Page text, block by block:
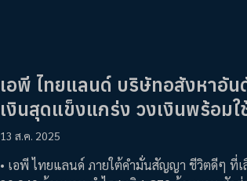
เอพี ไทยแลนด์ บริษัทอสังหาอั
เงินสุดแข็งแกร่ง วงเงินพร้อม
13 ส.ค. 2025
• เอพี ไทยแลนด์ ภายใต้คำมั่นสัญญา ชีวิตดีๆ ที่เ